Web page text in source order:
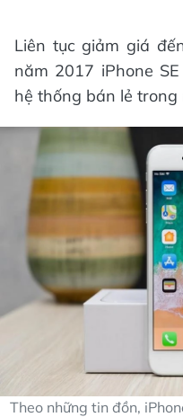
Liên tục giảm giá
năm 2017 iPhone
hệ thống bán lẻ trong
Theo những tin đồn,